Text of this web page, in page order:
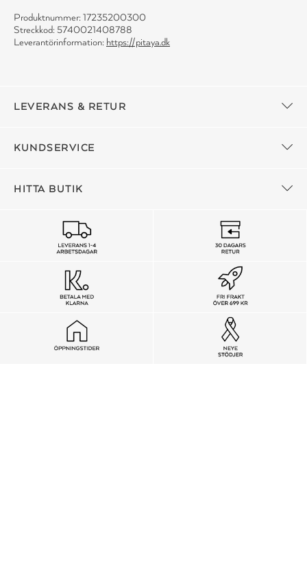
Produktnummer: 17235200300
Streckkod: 5740021408788
Leverantörinformation: https://pitaya.dk
LEVERANS & RETUR
KUNDSERVICE
HITTA BUTIK